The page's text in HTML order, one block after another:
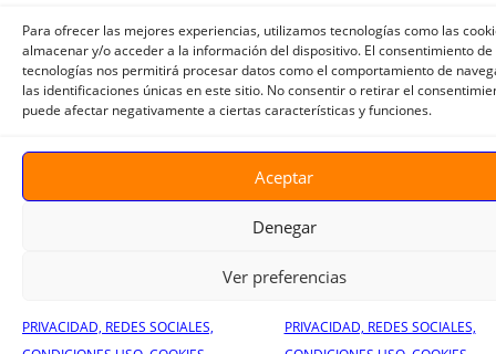
Para ofrecer las mejores experiencias, utilizamos tecnologías como las
almacenar y/o acceder a la información del dispositivo. El consentimiento de
tecnologías nos permitirá procesar datos como el comportamiento de
las identificaciones únicas en este sitio. No consentir o retirar el
puede afectar negativamente a ciertas características y funciones.
Aceptar
Denegar
Ver preferencias
PRIVACIDAD, REDES SOCIALES,
PRIVACIDAD, REDES SOCIALES,